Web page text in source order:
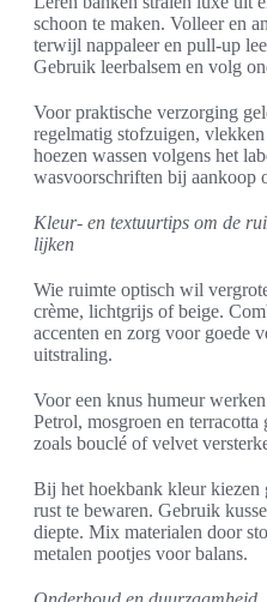
schoon te maken. Volleer en
terwijl nappaleer en pull-up
Gebruik leerbalsem en volg
Voor praktische verzorging
regelmatig stofzuigen,
hoezen wassen volgens het
wasvoorschriften bij aankoop
Kleur- en textuurtips om de
lijken
Wie ruimte optisch wil
crème, lichtgrijs of beige.
accenten en zorg voor goede
uitstraling.
Voor een knus humeur
Petrol, mosgroen en
zoals bouclé of velvet
Bij het hoekbank kleur kiezen
rust te bewaren. Gebruik
diepte. Mix materialen door
metalen pootjes voor balans.